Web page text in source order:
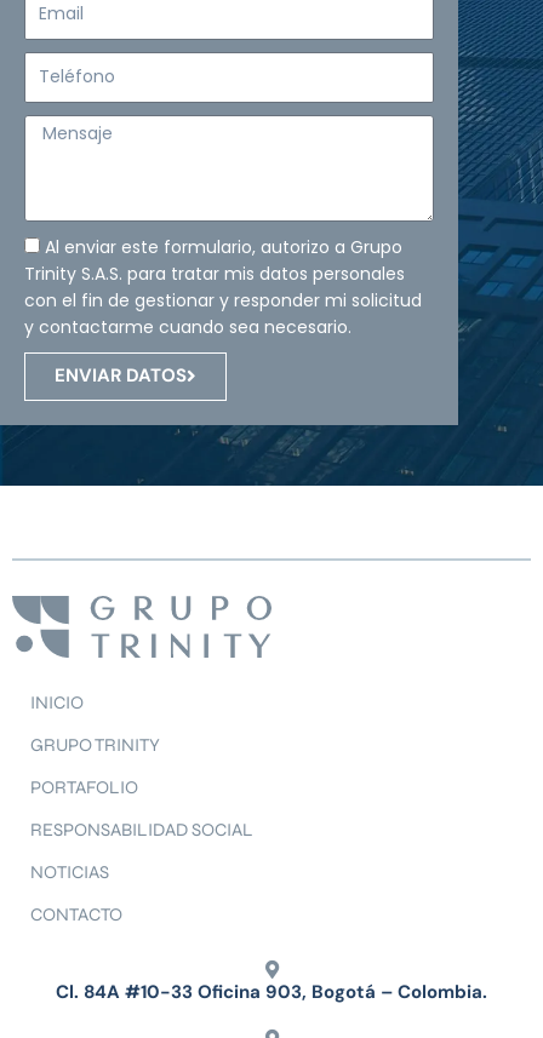
Mensaje
Al enviar este formulario, autorizo a Grupo
Trinity S.A.S. para tratar mis datos personales
con el fin de gestionar y responder mi solicitud
y contactarme cuando sea necesario.
ENVIAR DATOS
INICIO
GRUPO TRINITY
PORTAFOLIO
RESPONSABILIDAD SOCIAL
NOTICIAS
CONTACTO
Cl. 84A #10-33 Oficina 903, Bogotá – Colombia.